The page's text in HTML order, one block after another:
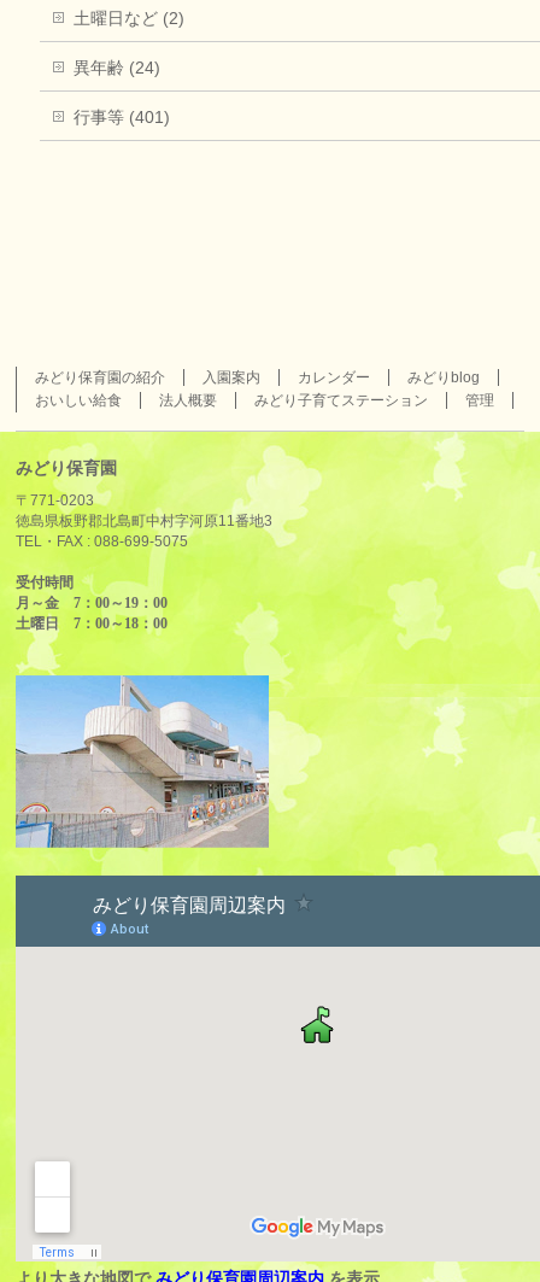
土曜日など (2)
異年齢 (24)
行事等 (401)
みどり保育園の紹介 入園案内 カレンダー
みどりblog
おいしい給食
法人概要 みどり子育てステーション 管理
みどり保育園
〒771-0203
徳島県板野郡北島町中村字河原11番地3
TEL・FAX :088-699-5075
受付時間
月～金 7：00～19：00
土曜日 7：00～18：00